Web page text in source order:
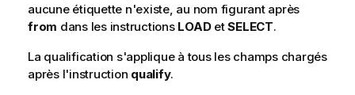
aucune étiquette n'existe, au nom figurant après
from dans les instructions LOADetSELECT.
La qualification s'applique à tous les champs chargés
après l'instruction qualify.